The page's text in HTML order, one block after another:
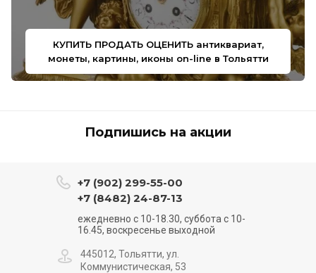
КУПИТЬ ПРОДАТЬ ОЦЕНИТЬ антиквариат,
монеты, картины, иконы on-line в Тольятти
Подпишись на акции
+7 (902) 299-55-00
+7 (8482) 24-87-13
ежедневно с 10-18.30, суббота с 10-
16.45, воскресенье выходной
445012, Тольятти, ул.
Коммунистическая, 53